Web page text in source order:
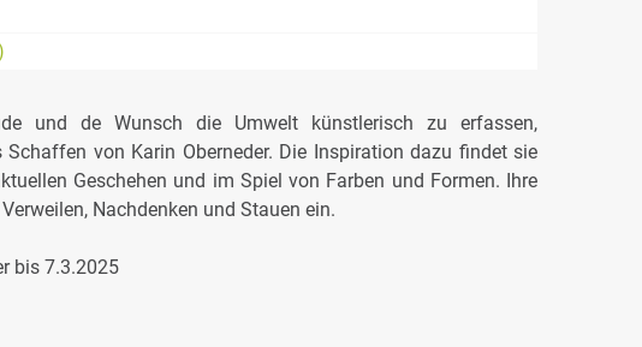
und de Wunsch die Umwelt künstlerisch zu erfassen,
Schaffen von Karin Oberneder. Die Inspiration dazu findet sie
Geschehen und im Spiel von Farben und Formen. Ihre
Nachdenken und Stauen ein.
bis 7.3.2025